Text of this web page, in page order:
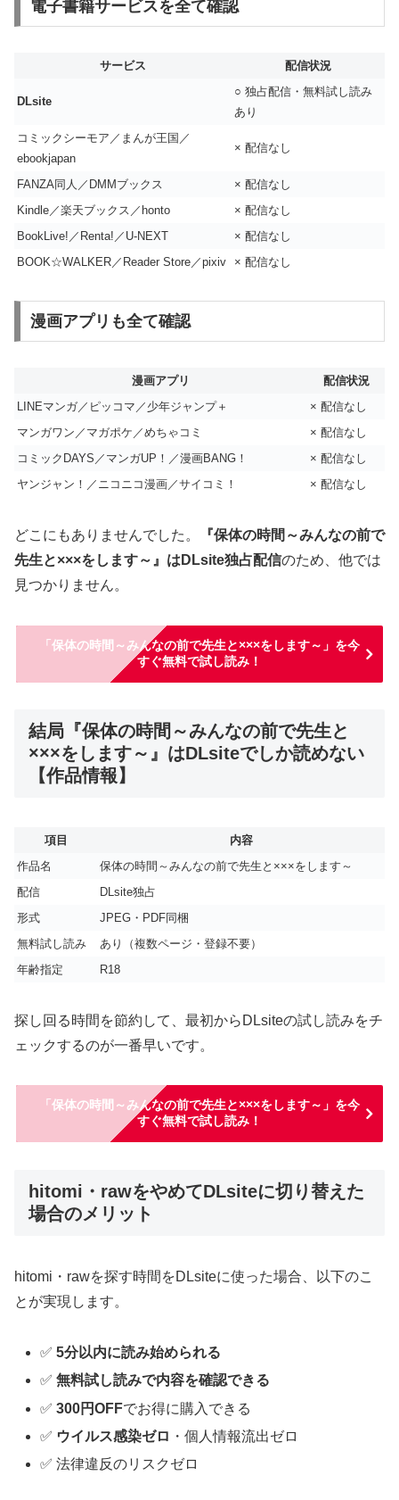
電子書籍サービスを全て確認
サービス 配信状況
DLsite
○ 独占配信・無料試し読み
あり
コミックシーモア／まんが王国／
ebookjapan
× 配信なし
FANZA同人／DMMブックス
× 配信なし
Kindle／楽天ブックス／honto
× 配信なし
BookLive!／Renta!／U-NEXT
× 配信なし
BOOK☆WALKER／Reader Store／pixiv
× 配信なし
漫画アプリも全て確認
漫画アプリ
配信状況
LINEマンガ／ピッコマ／少年ジャンプ＋
× 配信なし
マンガワン／マガポケ／めちゃコミ
× 配信なし
コミックDAYS／マンガUP！／漫画BANG！
× 配信なし
ヤンジャン！／ニコニコ漫画／サイコミ！
× 配信なし
どこにもありませんでした。
『保体の時間～みんなの前で
先生と×××をします～』はDLsite独占配信のため、他では
見つかりません。
「保体の時間～みんなの前で先生と×××をします～」を今
すぐ無料で試し読み！
結局『保体の時間～みんなの前で先生と
×××をします～』はDLsiteでしか読めない
【作品情報】
項目
内容
作品名
保体の時間～みんなの前で先生と×××をします～
配信
DLsite独占
形式
JPEG・PDF同梱
無料試し読み
あり（複数ページ・登録不要）
年齢指定
R18
探し回る時間を節約して、最初からDLsiteの試し読みをチ
ェックするのが一番早いです。
「保体の時間～みんなの前で先生と×××をします～」を今
すぐ無料で試し読み！
hitomi・rawをやめてDLsiteに切り替えた
場合のメリット
hitomi・rawを探す時間をDLsiteに使った場合、以下のこ
とが実現します。
✅5分以内に読み始められる
✅無料試し読みで内容を確認できる
✅300円OFFでお得に購入できる
✅ ウイルス感染ゼロ ・個人情報流出ゼロ
✅ 法律違反のリスクゼロ